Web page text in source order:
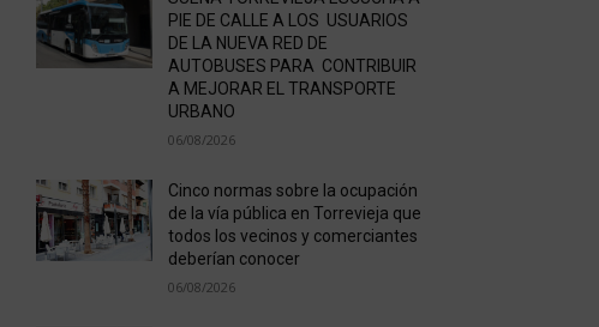
PIE DE CALLE A LOS USUARIOS
DE LA NUEVA RED DE
AUTOBUSES PARA CONTRIBUIR
A MEJORAR EL TRANSPORTE
URBANO
06/08/2026
Cinco normas sobre la ocupación
de la vía pública en Torrevieja que
todos los vecinos y comerciantes
deberían conocer
06/08/2026